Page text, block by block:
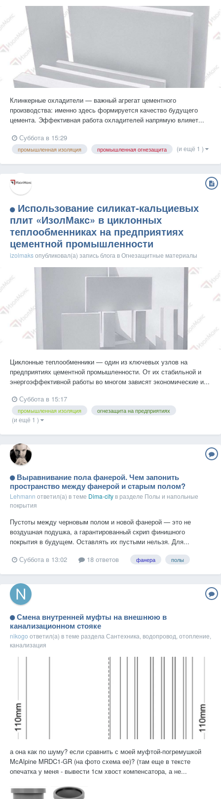
Клинкерные охладители — важный агрегат цементного
производства: именно здесь формируется качество будущего
цемента. Эффективная работа охладителей напрямую влияет...
Суббота в 15:29
промышленная изоляция промышленная огнезащита (и ещё 1 )
Использование силикат‑кальциевых
плит «ИзолМакс» в циклонных
теплообменниках на предприятиях
цементной промышленности
izolmaksопубликовал(а) запись блога вОгнезащитные материалы
Циклонные теплообменники — один из ключевых узлов на
предприятиях цементной промышленности. От их стабильной и
энергоэффективной работы во многом зависят экономические и...
Суббота в 15:17
промышленная изоляция огнезащита на предприятиях
(и ещё 1 )
Выравнивание пола фанерой. Чем запонить
пространство между фанерой и старым полом?
Lehmann ответил(а) в теме Dima-city в разделе Полы и напольные
покрытия
Пустоты между черновым полом и новой фанерой — это не
воздушная подушка, а гарантированный скрип финишного
покрытия в будущем. Оставлять их пустыми нельзя. Для...
Суббота в 13:02
18 ответов фанера полы
Смена внутренней муфты на внешнюю в
канализационном стояке
nikogo ответил(а) в теме раздела Сантехника, водопровод, отопление,
канализация
а она как по шуму? если сравнить с моей муфтой-погремушкой
McAlpine MRDC1-GR (на фото схема ее)? (там еще в тексте
опечатка у меня - вывести 1см хвост компенсатора, а не...